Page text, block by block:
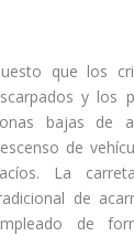
que los
y los
bajas de
de
La
de
de